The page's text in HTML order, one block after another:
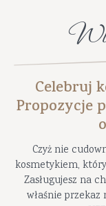
Celebruj
Propozycje
Czyż nie
kosmetykiem, który
Zasługujesz na
właśnie